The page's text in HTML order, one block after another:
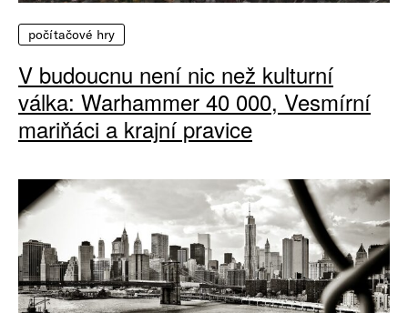
počítačové hry
V budoucnu není nic než kulturní
válka: Warhammer 40 000, Vesmírní
mariňáci a krajní pravice